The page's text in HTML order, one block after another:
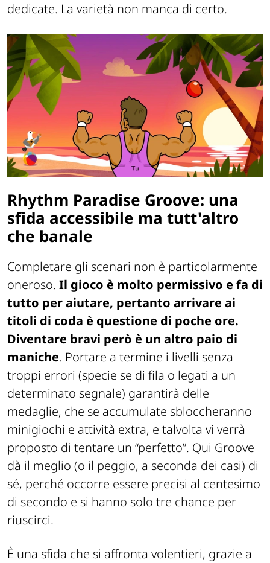
dedicate. La varietà non manca di certo.
Rhythm Paradise Groove: una
sfida accessibile ma tutt'altro
che banale
Completare gli scenari non è particolarmente
oneroso. Il gioco è molto permissivo e fa di
tutto per aiutare, pertanto arrivare ai
titoli di coda è questione di poche ore.
Diventare bravi però è un altro paio di
maniche. Portare a termine i livelli senza
troppi errori (specie se di fila o legati a un
determinato segnale) garantirà delle
medaglie, che se accumulate sbloccheranno
minigiochi e attività extra, e talvolta vi verrà
proposto di tentare un “perfetto”. Qui Groove
dà il meglio (o il peggio, a seconda dei casi) di
sé, perché occorre essere precisi al centesimo
di secondo e si hanno solo tre chance per
riuscirci.
È una sfida che si affronta volentieri, grazie a